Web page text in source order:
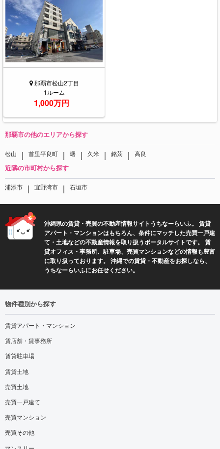
那覇市松山2丁目
1ルーム
1,000万円
那覇市の他のエリアから探す
松山 ｜ 首里平良町 ｜ 曙 ｜ 久米 ｜ 銘苅 ｜ 高良
近隣の市町村から探す
浦添市 ｜ 宜野湾市 ｜ 石垣市
沖縄県の賃貸・売買の不動産情報サイトうちなーらいふ。 賃貸
アパート・マンションはもちろん、条件にマッチした売買一戸建
て・土地などの不動産情報を取り扱うポータルサイトです。 賃
貸オフィス・事務所、駐車場、売買マンションなどの情報も豊富
に取り扱っております。 沖縄での賃貸・不動産をお探しなら、
うちなーらいふにお任せください。
物件種別から探す
賃貸アパート・マンション
賃店舗・賃事務所
賃貸駐車場
賃貸土地
売買土地
売買一戸建て
売買マンション
売買その他